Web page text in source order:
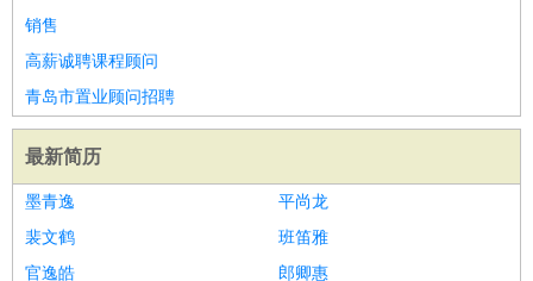
销售
高薪诚聘课程顾问
青岛市置业顾问招聘
最新简历
墨青逸
平尚龙
裴文鹤
班笛雅
官逸皓
郎卿惠